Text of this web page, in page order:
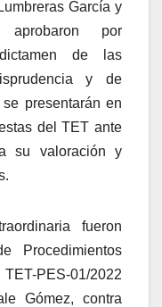
García y
por
de las
y de
presentarán en
del TET ante
su valoración y
fueron
Procedimientos
PES-01/2022
Gómez, contra